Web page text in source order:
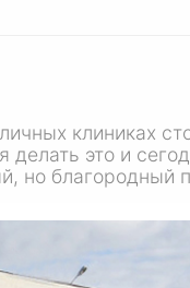
клиниках
делать это и
но благородный